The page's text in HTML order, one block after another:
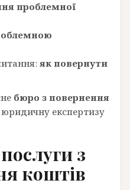
проблемної
як повернути
бюро з повернення
експертизу
з
коштів